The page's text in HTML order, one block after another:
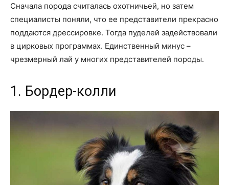
Сначала порода считалась охотничьей, но затем
специалисты поняли, что ее представители прекрасно
поддаются дрессировке. Тогда пуделей задействовали
в цирковых программах. Единственный минус –
чрезмерный лай у многих представителей породы.
1. Бордер-колли